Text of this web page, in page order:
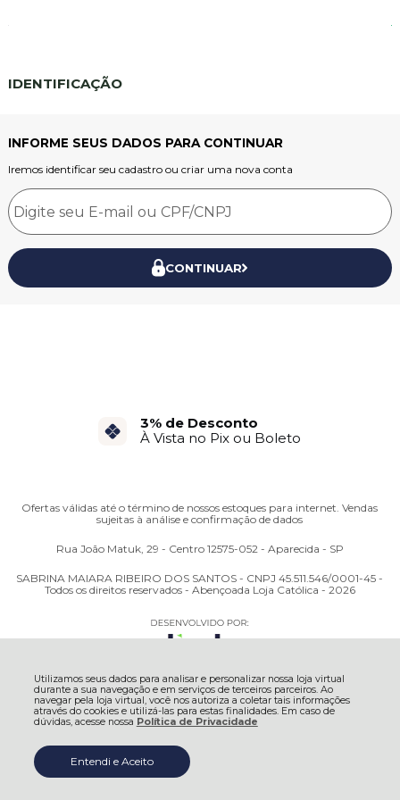
Utilizamos seus dados para analisar e personalizar nossa loja virtual
durante a sua navegação e em serviços de terceiros parceiros. Ao
navegar pela loja virtual, você nos autoriza a coletar tais informações
através do cookies e utilizá-las para estas finalidades. Em caso de
dúvidas, acesse nossa Política de Privacidade
Entendi e Aceito
IDENTIFICAÇÃO
INFORME SEUS DADOS PARA CONTINUAR
Iremos identificar seu cadastro ou criar uma nova conta
CONTINUAR
3% de Desconto
À Vista no Pix ou Boleto
Ofertas válidas até o término de nossos estoques para internet. Vendas
sujeitas à análise e confirmação de dados
Rua João Matuk, 29 - Centro 12575-052 - Aparecida - SP
SABRINA MAIARA RIBEIRO DOS SANTOS - CNPJ 45.511.546/0001-45 -
Todos os direitos reservados - Abençoada Loja Católica - 2026